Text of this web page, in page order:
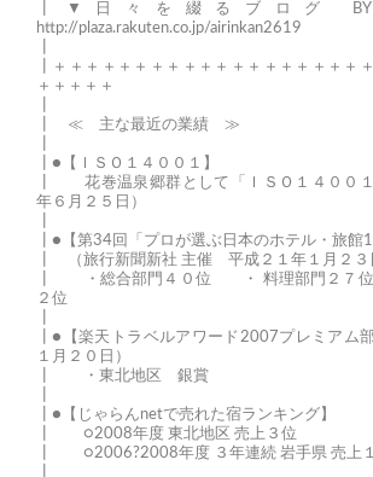
┃▼日々を綴るブログ
http://plaza.rakuten.co.jp/airinkan2619
┃＋＋＋＋＋＋＋＋＋＋＋＋＋＋＋＋＋＋＋
＋＋＋＋＋
┃ ≪ 主な最近の業績 ≫
┃●【ＩＳＯ１４００１】
┃ 花巻温泉郷群として「ＩＳＯ１４００１
年６月２５日）
┃●【第34回「プロが選ぶ日本のホテル・旅館
┃ （旅行新聞新社 主催 平成２１年１月２３
┃ ・総合部門４０位 ・ 料理部門２７
２位
┃●【楽天トラベルアワード2007プレミアム
１月２０日）
┃ ・東北地区 銀賞
┃●【じゃらんnetで売れた宿ランキング】
┃ ○2008年度 東北地区 売上３位
┃ ○2006?2008年度 ３年連続 岩手県 売上